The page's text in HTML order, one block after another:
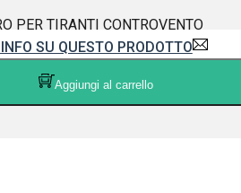
PER TIRANTI CONTROVENTO
SU QUESTO PRODOTTO
Aggiungi al carrello